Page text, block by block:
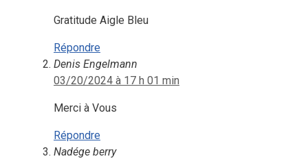
Gratitude Aigle Bleu
Répondre
Denis Engelmann
03/20/2024 à 17 h 01 min
Merci à Vous
Répondre
Nadége berry